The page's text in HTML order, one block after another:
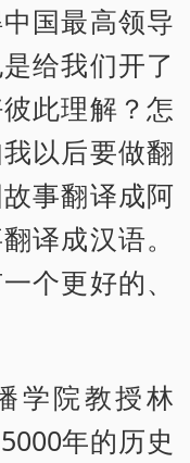
国最高领导
给我们开了
此理解？怎
以后要做翻
事翻译成阿
译成汉语。
个更好的、
学院教授林
年的历史